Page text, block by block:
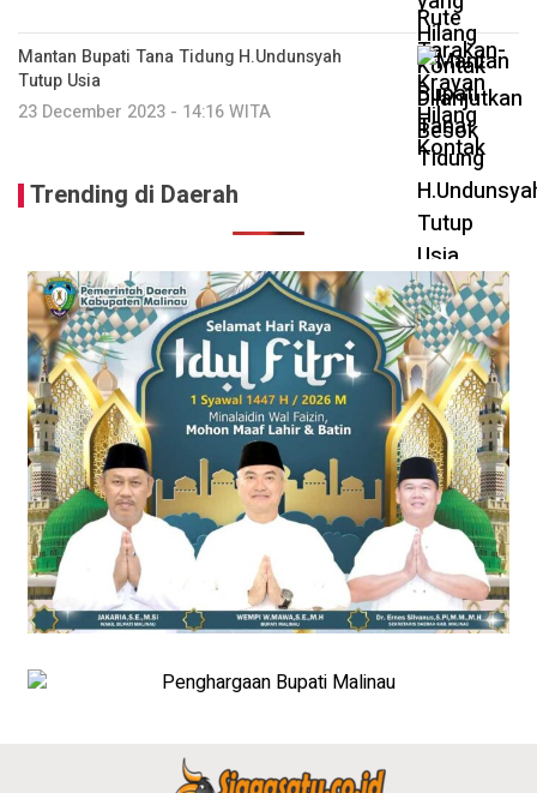
Mantan Bupati Tana Tidung H.Undunsyah
Tutup Usia
23 December 2023 - 14:16 WITA
Trending di Daerah